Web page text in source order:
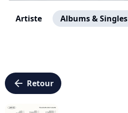
Artiste Albums & Singles
arrow_left Retour